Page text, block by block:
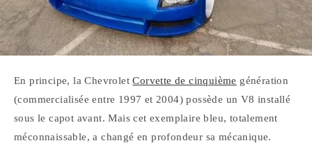
En principe, la ChevroletCorvette de cinquième génération
(commercialisée entre 1997 et 2004) possède un V8 installé
sous le capot avant. Mais cet exemplaire bleu, totalement
méconnaissable, a changé en profondeur sa mécanique.